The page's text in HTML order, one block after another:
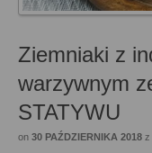
Ziemniaki z
warzywnym
STATYWU
on 30 PAŹDZIERNIKA 2018 z